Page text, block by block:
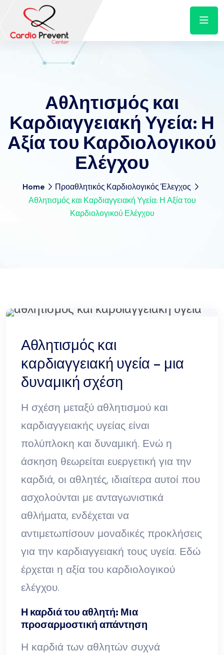
Αθλητισμός και
Καρδιαγγειακή Υγεία: Η
Αξία του Καρδιολογικού
Ελέγχου
Home
Προαθλητικός Καρδιολογικός Έλεγχος
Αθλητισμός και Καρδιαγγειακή Υγεία: Η Αξία του
Καρδιολογικού Ελέγχου
Αθλητισμός και
καρδιαγγειακή υγεία – μια
δυναμική σχέση
Η σχέση μεταξύ αθλητισμού και
καρδιαγγειακής υγείας είναι
πολύπλοκη και δυναμική. Ενώ η
άσκηση θεωρείται ευεργετική για την
καρδιά, οι αθλητές, ιδιαίτερα αυτοί που
ασχολούνται με ανταγωνιστικά
αθλήματα, ενδέχεται να
αντιμετωπίσουν μοναδικές προκλήσεις
για την καρδιαγγειακή τους υγεία. Εδώ
έρχεται η αξία του καρδιολογικού
ελέγχου.
Η καρδιά του αθλητή: Μια
προσαρμοστική απάντηση
Η καρδιά των αθλητών συχνά